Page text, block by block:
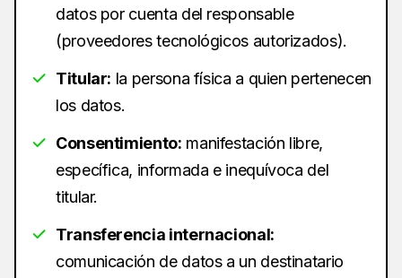
datos por cuenta del responsable
(proveedores tecnológicos autorizados).
Titular: la persona física a quien pertenecen
los datos.
Consentimiento: manifestación libre,
específica, informada e inequívoca del
titular.
Transferencia internacional:
comunicación de datos a un destinatario